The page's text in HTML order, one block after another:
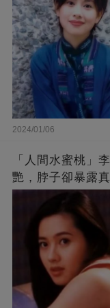
2024/01/06
「人間水蜜桃」
艷，脖子卻暴露
幕，竟是因為「